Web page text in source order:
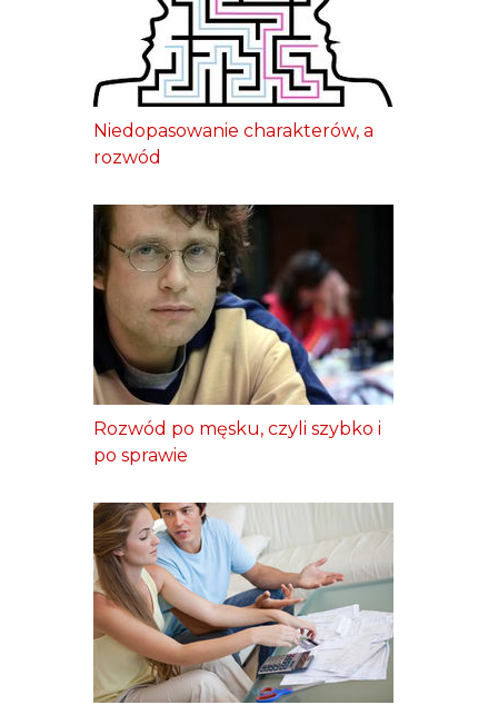
Niedopasowanie charakterów, a
rozwód
Rozwód po męsku, czyli szybko i
po sprawie